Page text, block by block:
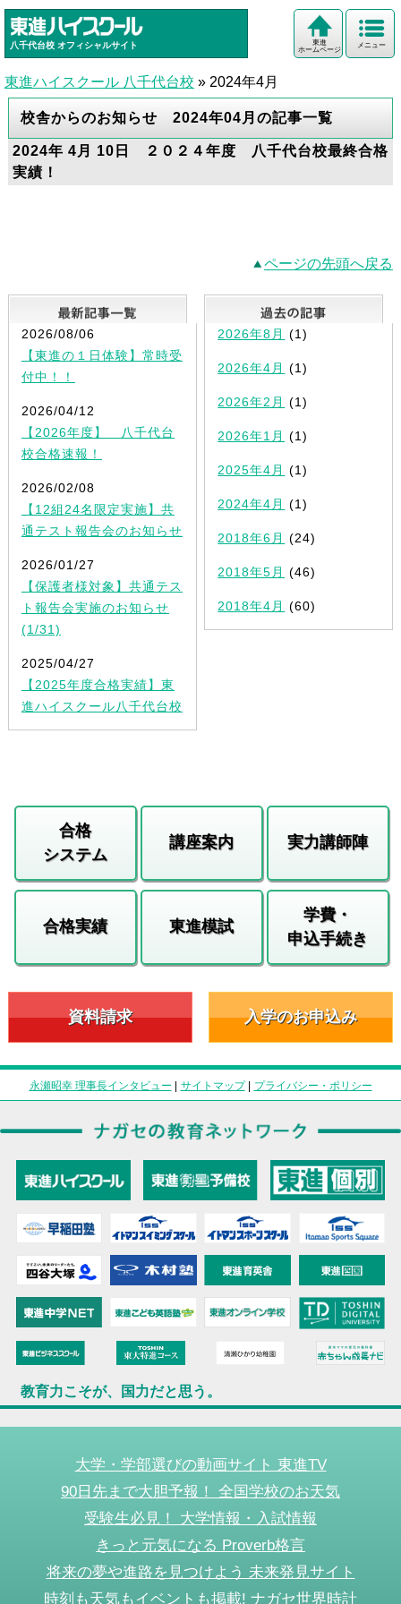
八千代台校 オフィシャルサイト メニュー
東進
ホームページ
東進ハイスクール 八千代台校 » 2024年4月
校舎からのお知らせ 2024年04月の記事一覧
2024年 4月 10日 ２０２４年度 八千代台校最終合格
実績！
ページの先頭へ戻る
最新記事一覧
2026/08/06
【東進の１日体験】常時受
付中！！
2026/04/12
【2026年度】 八千代台
校合格速報！
2026/02/08
【12組24名限定実施】共
通テスト報告会のお知らせ
2026/01/27
【保護者様対象】共通テス
ト報告会実施のお知らせ
(1/31)
2025/04/27
【2025年度合格実績】東
進ハイスクール八千代台校
2026年8月 (1)
2026年4月 (1)
2026年2月 (1)
2026年1月 (1)
2025年4月 (1)
2024年4月 (1)
2018年6月 (24)
2018年5月 (46)
2018年4月 (60)
合格
システム
講座案内 実力講師陣
合格実績 東進模試
学費・
申込手続き
資料請求 入学のお申込み
永瀬昭幸 理事長インタビュー | サイトマップ| プライバシー・ポリシー
教育力こそが、国力だと思う。
大学・学部選びの動画サイト 東進TV
90日先まで大胆予報！ 全国学校のお天気
受験生必見！ 大学情報・入試情報
きっと元気になる Proverb格言
将来の夢や進路を見つけよう 未来発見サイト
時刻も天気もイベントも掲載! ナガセ世界時計